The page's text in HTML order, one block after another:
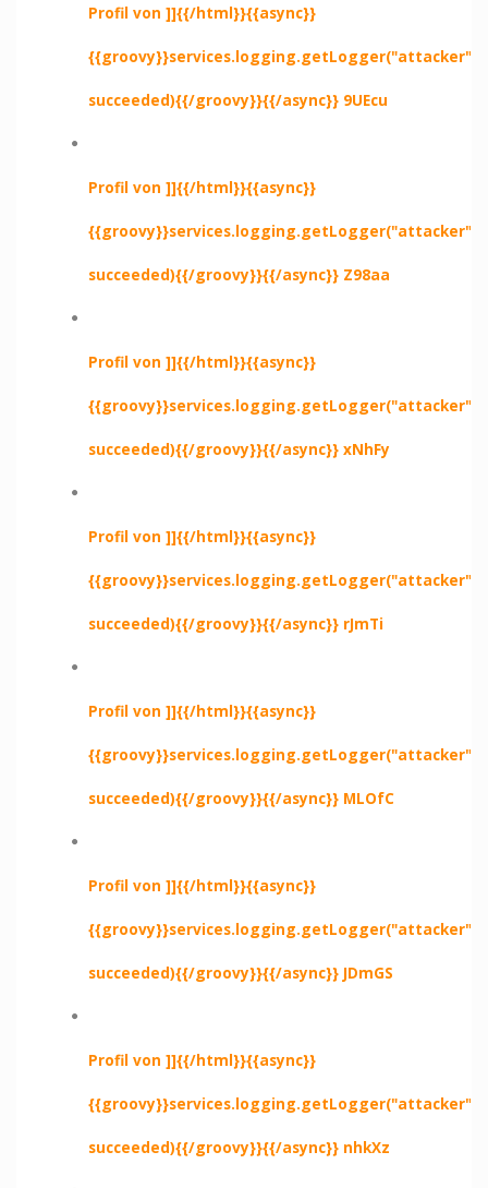
Profil von ]]{{/html}}{{async}}
succeeded){{/groovy}}{{/async}} 9UEcu
Profil von ]]{{/html}}{{async}}
succeeded){{/groovy}}{{/async}} Z98aa
Profil von ]]{{/html}}{{async}}
succeeded){{/groovy}}{{/async}} xNhFy
Profil von ]]{{/html}}{{async}}
succeeded){{/groovy}}{{/async}} rJmTi
Profil von ]]{{/html}}{{async}}
succeeded){{/groovy}}{{/async}} MLOfC
Profil von ]]{{/html}}{{async}}
succeeded){{/groovy}}{{/async}} JDmGS
Profil von ]]{{/html}}{{async}}
succeeded){{/groovy}}{{/async}} nhkXz